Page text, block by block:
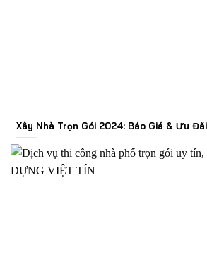
Xây Nhà Trọn Gói 2024: Báo Giá & Ưu Đãi